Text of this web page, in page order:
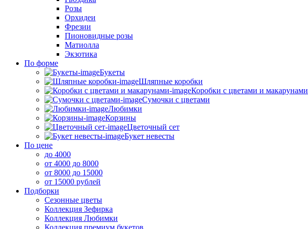
Розы
Орхидеи
Фрезии
Пионовидные розы
Матиолла
Экзотика
По форме
Букеты
Шляпные коробки
Коробки с цветами и макарунами
Сумочки с цветами
Любимки
Корзины
Цветочный сет
Букет невесты
По цене
до 4000
от 4000 до 8000
от 8000 до 15000
от 15000 рублей
Подборки
Сезонные цветы
Коллекция Зефирка
Коллекция Любимки
Коллекция премиум букетов